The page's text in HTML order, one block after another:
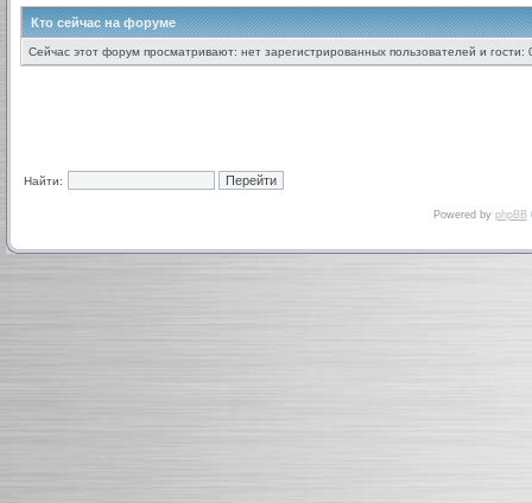
Кто сейчас на форуме
Сейчас этот форум просматривают: нет зарегистрированных пользователей и гости:
Найти:
Powered by phpBB